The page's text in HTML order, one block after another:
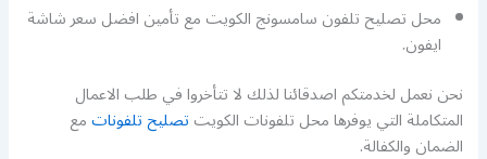
محل تصليح تلفون سامسونج الكويت مع تأمين افضل سعر شاشة
ايفون.
نحن نعمل لخدمتكم اصدقائنا لذلك لا تتأخروا في طلب الاعمال
المتكاملة التي يوفرها محل تلفونات الكويتتصليح تلفوناتمع
الضمان والكفالة.